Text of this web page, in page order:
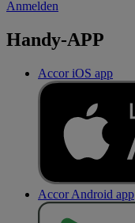
Anmelden
Handy-APP
Accor iOS app
Accor Android app